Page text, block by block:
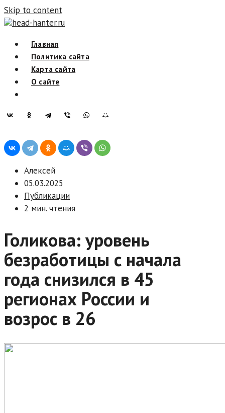
Skip to content
head-hanter.ru
Главная
Политика сайта
Карта сайта
О сайте
Алексей
05.03.2025
Публикации
2 мин. чтения
Голикова: уровень
безработицы с начала
года снизился в 45
регионах России и
возрос в 26